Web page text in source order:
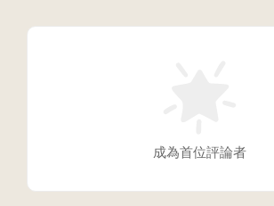
成為首位評論者